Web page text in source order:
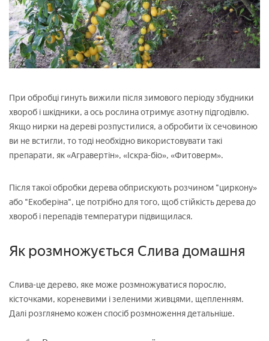
При обробці гинуть вижили після зимового періоду збудники
хвороб і шкідники, а ось рослина отримує азотну підгодівлю.
Якщо нирки на дереві розпустилися, а обробити їх сечовиною
ви не встигли, то тоді необхідно використовувати такі
препарати, як «Агравертін», «Іскра-біо», «Фитоверм».
Після такої обробки дерева обприскують розчином "циркону»
або "Екоберіна", це потрібно для того, щоб стійкість дерева до
хвороб і перепадів температури підвищилася.
Як розмножується Слива домашня
Слива-це дерево, яке може розмножуватися порослю,
кісточками, кореневими і зеленими живцями, щепленням.
Далі розглянемо кожен спосіб розмноження детальніше.